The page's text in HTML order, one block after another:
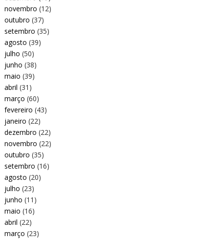
novembro (12)
outubro (37)
setembro (35)
agosto (39)
julho (50)
junho (38)
maio (39)
abril (31)
março (60)
fevereiro (43)
janeiro (22)
dezembro (22)
novembro (22)
outubro (35)
setembro (16)
agosto (20)
julho (23)
junho (11)
maio (16)
abril (22)
março (23)